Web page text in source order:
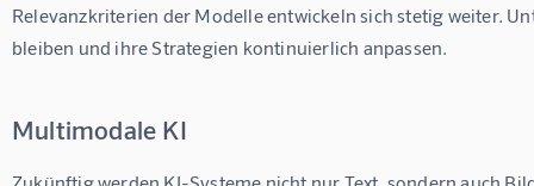
Relevanzkriterien der Modelle entwickeln sich stetig weiter.
bleiben und ihre Strategien kontinuierlich anpassen.
Multimodale KI